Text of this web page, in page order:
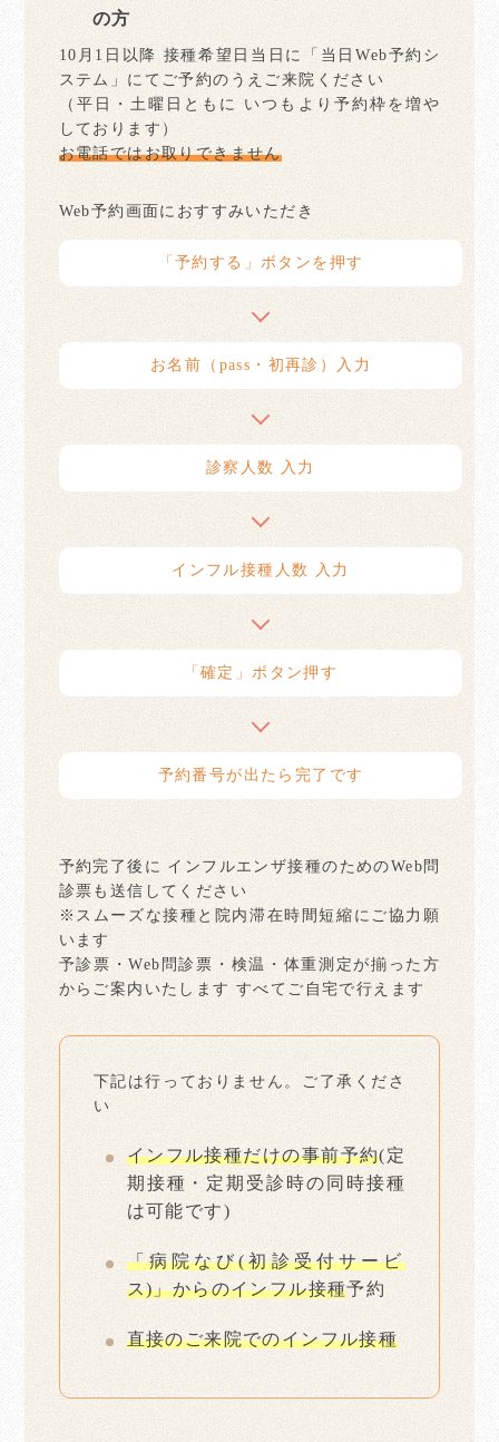
の方
10月1日以降 接種希望日当日に「当日Web予約シ
ステム」にてご予約のうえご来院ください
（平日・土曜日ともに いつもより予約枠を増や
しております）
お電話ではお取りできません
Web予約画面におすすみいただき
「予約する」ボタンを押す
お名前（pass・初再診）入力
診察人数 入力
インフル接種人数 入力
「確定」ボタン押す
予約番号が出たら完了です
予約完了後に インフルエンザ接種のためのWeb問
診票も送信してください
※スムーズな接種と院内滞在時間短縮にご協力願
います
予診票・Web問診票・検温・体重測定が揃った方
からご案内いたします すべてご自宅で行えます
下記は行っておりません。ご了承くださ
い
インフル接種だけの事前予約(定
期接種・定期受診時の同時接種
は可能です)
「病院なび(初診受付サービ
ス)」からのインフル接種予約
直接のご来院でのインフル接種